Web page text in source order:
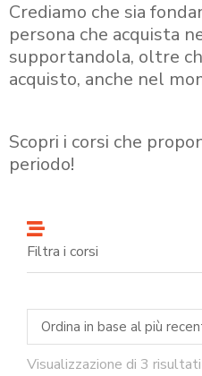
Crediamo che sia
persona che acquista
supportandola, oltre
acquisto, anche nel
Scopri i corsi che
periodo!
Filtra i corsi
Visualizzazione di 3 risultati